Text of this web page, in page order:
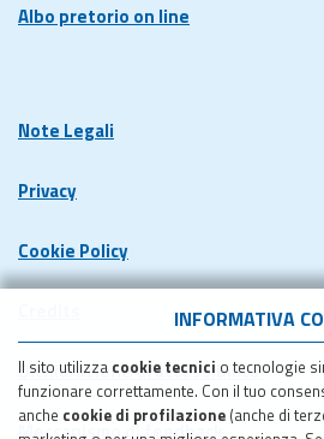
INFORMATIVA
Il sito utilizza cookie tecnici o tecnologie
funzionare correttamente. Con il tuo
anche cookie di profilazione (anche di
Albo pretorio on line
Note Legali
Privacy
Cookie Policy
Dichiarazione di accessibilita'
Meccanismo di feedback